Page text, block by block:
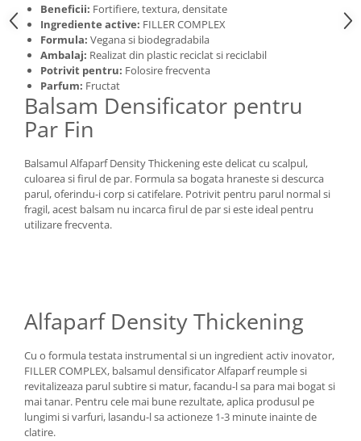
Beneficii: Fortifiere, textura, densitate
Ingrediente active: FILLER COMPLEX
Formula: Vegana si biodegradabila
Ambalaj: Realizat din plastic reciclat si reciclabil
Potrivit pentru: Folosire frecventa
Parfum: Fructat
Balsam Densificator pentru
Par Fin
Balsamul Alfaparf Density Thickening este delicat cu scalpul,
culoarea si firul de par. Formula sa bogata hraneste si descurca
parul, oferindu-i corp si catifelare. Potrivit pentru parul normal si
fragil, acest balsam nu incarca firul de par si este ideal pentru
utilizare frecventa.
Alfaparf Density Thickening
Cu o formula testata instrumental si un ingredient activ inovator,
FILLER COMPLEX, balsamul densificator Alfaparf reumple si
revitalizeaza parul subtire si matur, facandu-l sa para mai bogat si
mai tanar. Pentru cele mai bune rezultate, aplica produsul pe
lungimi si varfuri, lasandu-l sa actioneze 1-3 minute inainte de
clatire.